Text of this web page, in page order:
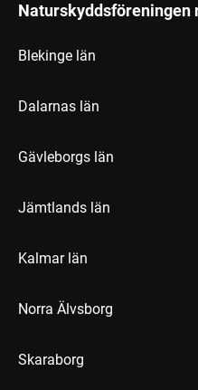
Naturskyddsföreningen
Blekinge län
Dalarnas län
Gävleborgs län
Jämtlands län
Kalmar län
Norra Älvsborg
Skaraborg